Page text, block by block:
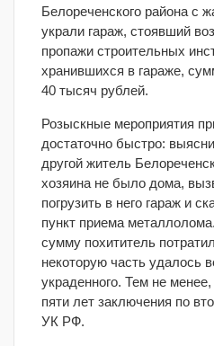
Белореченского района с
украли гараж, стоявший
пропажи строительных
хранившихся в гараже,
40 тысяч рублей.
Розыскные мероприятия
достаточно быстро:
другой житель
хозяина не было дома,
погрузить в него гараж и
пункт приема
сумму похититель
некоторую часть удалось
украденного. Тем не менее,
пяти лет заключения по
УК РФ.